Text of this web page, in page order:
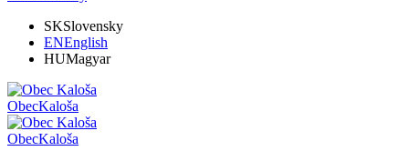
SKSlovensky
ENEnglish
HUMagyar
ObecKaloša
ObecKaloša